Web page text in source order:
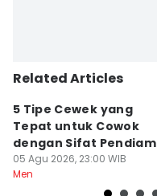
Related Articles
5 Tipe Cewek yang
Tepat untuk Cowok
dengan Sifat Pendiam
05 Agu 2026, 23:00 WIB
Men